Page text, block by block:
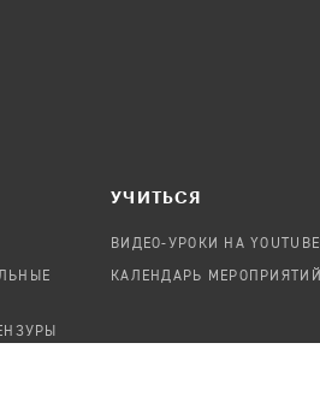
УЧИТЬСЯ
ВИДЕО-УРОКИ НА YOUTUBE
КАЛЕНДАРЬ МЕРОПРИЯТИЙ